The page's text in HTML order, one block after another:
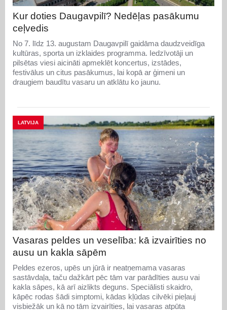
Kur doties Daugavpilī? Nedēļas pasākumu
ceļvedis
No 7. līdz 13. augustam Daugavpilī gaidāma daudzveidīga
kultūras, sporta un izklaides programma. Iedzīvotāji un
pilsētas viesi aicināti apmeklēt koncertus, izstādes,
festivālus un citus pasākumus, lai kopā ar ģimeni un
draugiem baudītu vasaru un atklātu ko jaunu.
LATVIJA
Vasaras peldes un veselība: kā izvairīties no
ausu un kakla sāpēm
Peldes ezeros, upēs un jūrā ir neatņemama vasaras
sastāvdaļa, taču dažkārt pēc tām var parādīties ausu vai
kakla sāpes, kā arī aizlikts deguns. Speciālisti skaidro,
kāpēc rodas šādi simptomi, kādas kļūdas cilvēki pieļauj
visbiežāk un kā no tām izvairīties, lai vasaras atpūta